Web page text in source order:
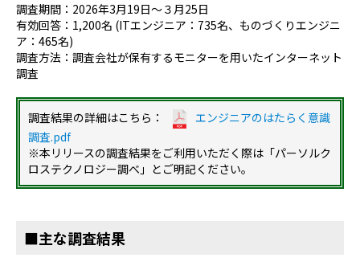
調査期間： 2026年3月19日～３月25日
有効回答： 1,200名 (ITエンジニア： 735名、ものづくりエンジニ
ア： 465名)
調査方法：調査会社が保有するモニターを用いたインターネット
調査
調査結果の詳細はこちら：
エンジニアのはたらく意識
調査.pdf
※本リリースの調査結果をご利用いただく際は「パーソルク
ロステクノロジー調べ」とご明記ください。
■主な調査結果